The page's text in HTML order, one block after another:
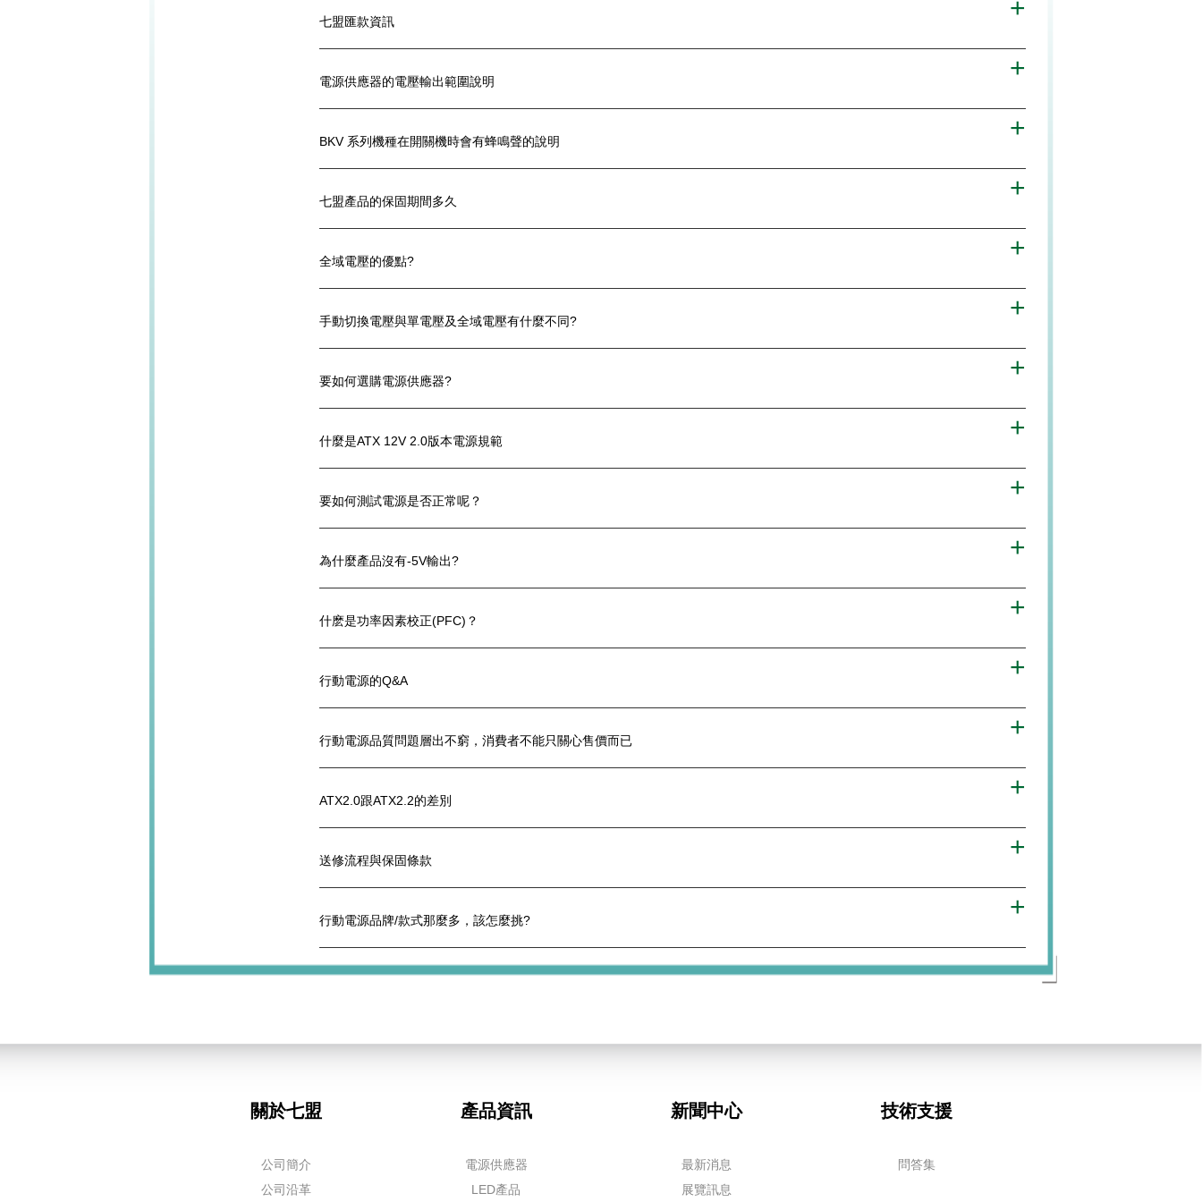
七盟匯款資訊 +
電源供應器的電壓輸出範圍說明 +
BKV 系列機種在開關機時會有蜂鳴聲的說明 +
七盟產品的保固期間多久 +
全域電壓的優點? +
手動切換電壓與單電壓及全域電壓有什麼不同? +
要如何選購電源供應器? +
什麼是ATX 12V 2.0版本電源規範 +
要如何測試電源是否正常呢？ +
為什麼產品沒有-5V輸出? +
什麽是功率因素校正(PFC)？ +
行動電源的Q&A +
行動電源品質問題層出不窮，消費者不能只關心售價而已 +
ATX2.0跟ATX2.2的差別 +
送修流程與保固條款 +
行動電源品牌/款式那麼多，該怎麼挑? +
關於七盟
公司簡介
公司沿革
產品資訊
電源供應器
LED產品
新聞中心
最新消息
展覽訊息
技術支援
問答集